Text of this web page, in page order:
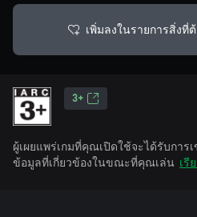
เพิ่มลงในรายการสิ่งที่
3+
ผู้เผยแพร่เกมที่คุณเปิดใช้จะได้รับการ
ข้อมูลที่เกี่ยวข้องในขณะที่คุณเล่น เรี